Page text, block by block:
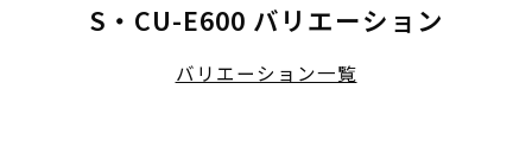
S・CU-E600 バリエーション
バリエーション一覧